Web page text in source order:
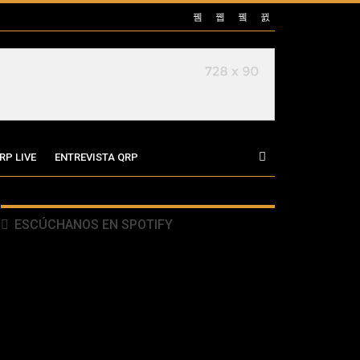
LIVE ENTREVISTA QRP
ESCÚCHANOS EN SPOTIFY